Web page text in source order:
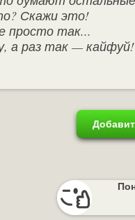
Скажи это!
просто так...
а раз так — кайфуй!